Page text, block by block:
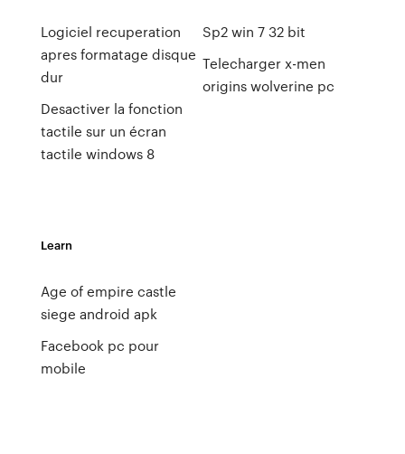
Logiciel recuperation
apres formatage disque
dur
Desactiver la fonction
tactile sur un écran
tactile windows 8
Sp2 win 7 32 bit
Telecharger x-men
origins wolverine pc
Learn
Age of empire castle
siege android apk
Facebook pc pour
mobile